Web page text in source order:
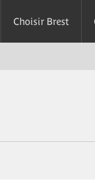
Choisir Brest